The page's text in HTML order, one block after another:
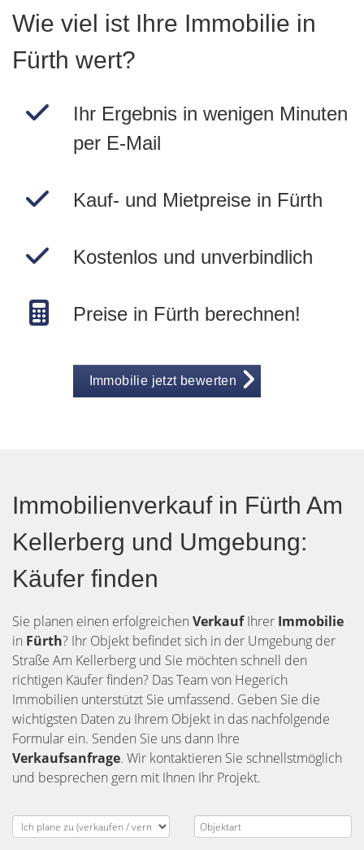
Wie viel ist Ihre Immobilie in
Fürth wert?
Ihr Ergebnis in wenigen Minuten
per E-Mail
Kauf- und Mietpreise in Fürth
Kostenlos und unverbindlich
Preise in Fürth berechnen!
Immobilie jetzt bewerten
Immobilienverkauf in Fürth Am
Kellerberg und Umgebung:
Käufer finden
Sie planen einen erfolgreichen VerkaufIhrer Immobilie
in Fürth? Ihr Objekt befindet sich in der Umgebung der
Straße Am Kellerberg und Sie möchten schnell den
richtigen Käufer finden? Das Team von Hegerich
Immobilien unterstützt Sie umfassend. Geben Sie die
wichtigsten Daten zu Ihrem Objekt in das nachfolgende
Formular ein. Senden Sie uns dann Ihre
Verkaufsanfrage. Wir kontaktieren Sie schnellstmöglich
und besprechen gern mit Ihnen Ihr Projekt.